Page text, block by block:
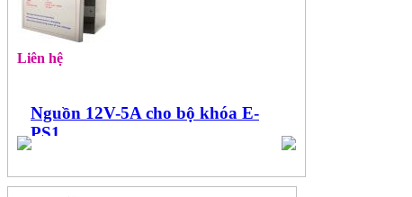
Liên hệ
Nguồn 12V-5A cho bộ khóa E-
PS1